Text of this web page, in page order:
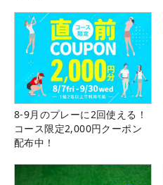
8-9月のプレーに2回使える！
コース限定2,000円クーポン
配布中！